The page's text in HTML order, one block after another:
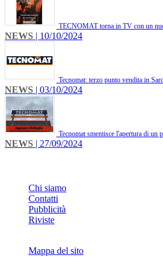
TECNOMAT torna in TV con un
NEWS | 10/10/2024
Tecnomat: terzo punto vendita in
NEWS | 03/10/2024
Tecnomat smentisce l'apertura di un
NEWS | 27/09/2024
Chi siamo
Contatti
Pubblicità
Riviste
Mappa del sito